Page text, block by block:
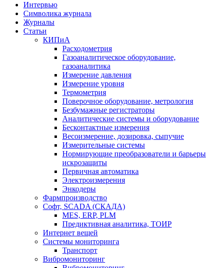
Интервью
Символика журнала
Журналы
Статьи
КИПиА
Расходометрия
Газоаналитическое оборудование,
газоаналитика
Измерение давления
Измерение уровня
Термометрия
Поверочное оборудование, метрология
Безбумажные регистраторы
Аналитические системы и оборудование
Бесконтактные измерения
Весоизмерение, дозировка, сыпучие
Измерительные системы
Нормирующие преобразователи и барьеры
искрозащиты
Первичная автоматика
Электроизмерения
Энкодеры
Фармпроизводство
Софт, SCADA (СКАДА)
MES, ERP, PLM
Предиктивная аналитика, ТОИР
Интернет вещей
Системы мониторинга
Транспорт
Вибромониторинг